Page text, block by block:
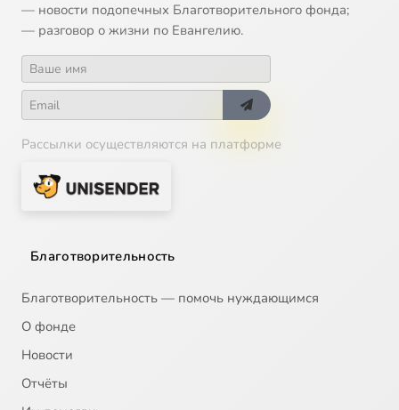
— новости подопечных Благотворительного фонда;
— разговор о жизни по Евангелию.
Рассылки осуществляются на платформе
Благотворительность
Благотворительность — помочь нуждающимся
О фонде
Новости
Отчёты